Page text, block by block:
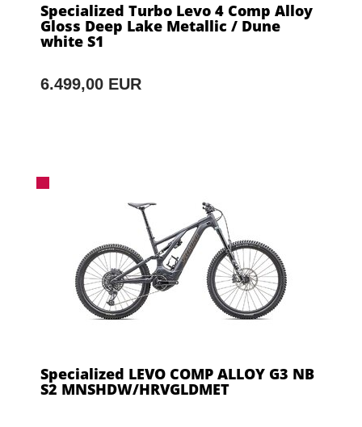
Specialized Turbo Levo 4 Comp Alloy
Gloss Deep Lake Metallic / Dune
white S1
6.499,00 EUR
Specialized LEVO COMP ALLOY G3 NB
S2 MNSHDW/HRVGLDMET